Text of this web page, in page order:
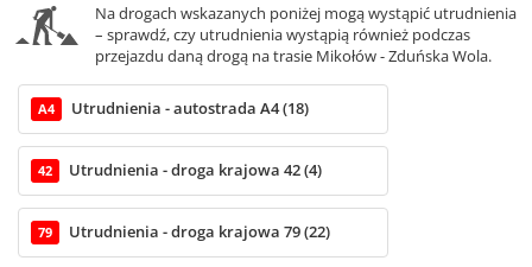
Na drogach wskazanych poniżej mogą wystąpić utrudnienia
– sprawdź, czy utrudnienia wystąpią również podczas
przejazdu daną drogą na trasie Mikołów - Zduńska Wola.
A4 Utrudnienia - autostrada A4 (18)
42 Utrudnienia - droga krajowa 42 (4)
79 Utrudnienia - droga krajowa 79 (22)